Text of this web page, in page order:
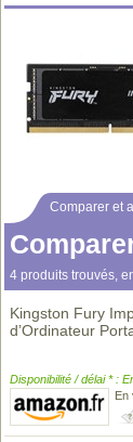
Comparer et
4 produits trouvés,
Kingston Fury
d’Ordinateur
Disponibilité / délai * :
En